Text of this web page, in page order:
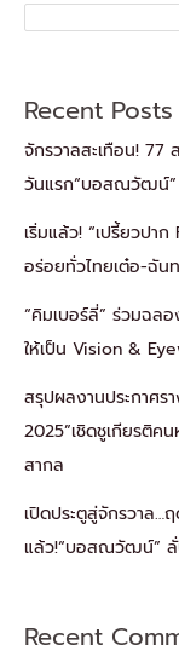
Recent Posts
จักรวาลสะเทือน! 77
วันแรก“บอสณวัฒน์”
เริ่มแล้ว! “เปรี้ยวป
อร่อยทั่วไทยเต๋อ-ฉัน
“คิมเบอร์ลี่” ร่วมฉล
ให้เป็น Vision &
สรุปผลงานประกาศ
2025”เชิดชูเกียรติ
สากล
เปิดประตูสู่จักรวาล…
แล้ว!“บอสณวัฒน์” ลั่
Recent